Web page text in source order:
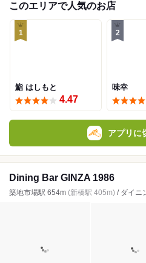
このエリアで人気のお店
1
鮨 はしもと
4.47
2
味幸
アプリに
Dining Bar GINZA 1986
築地市場駅 654m (新橋駅 405m) / ダイニ